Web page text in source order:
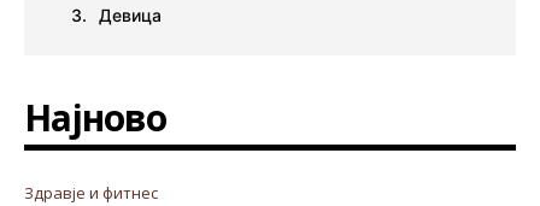
Девица
Најново
Здравје и фитнес